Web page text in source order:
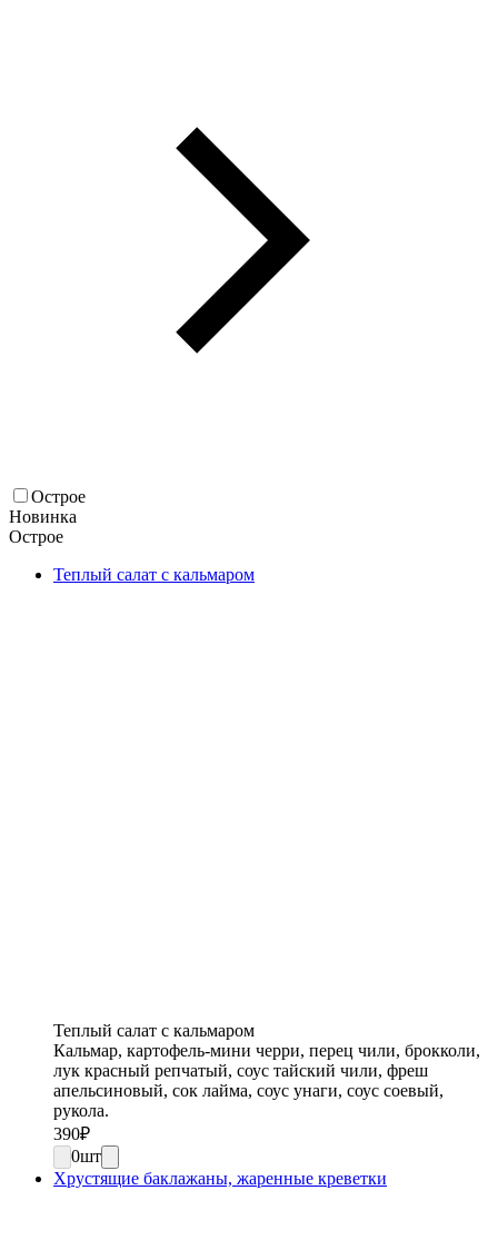
Острое
Новинка
Острое
Теплый салат с кальмаром
Теплый салат с кальмаром
Кальмар, картофель-мини черри, перец чили, брокколи,
лук красный репчатый, соус тайский чили, фреш
апельсиновый, сок лайма, соус унаги, соус соевый,
рукола.
390₽
0шт
Хрустящие баклажаны, жаренные креветки